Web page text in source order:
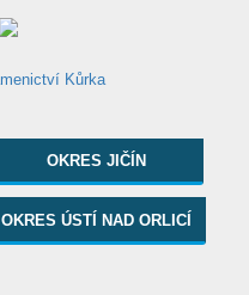
OKRES JIČÍN
OKRES ÚSTÍ NAD ORLICÍ